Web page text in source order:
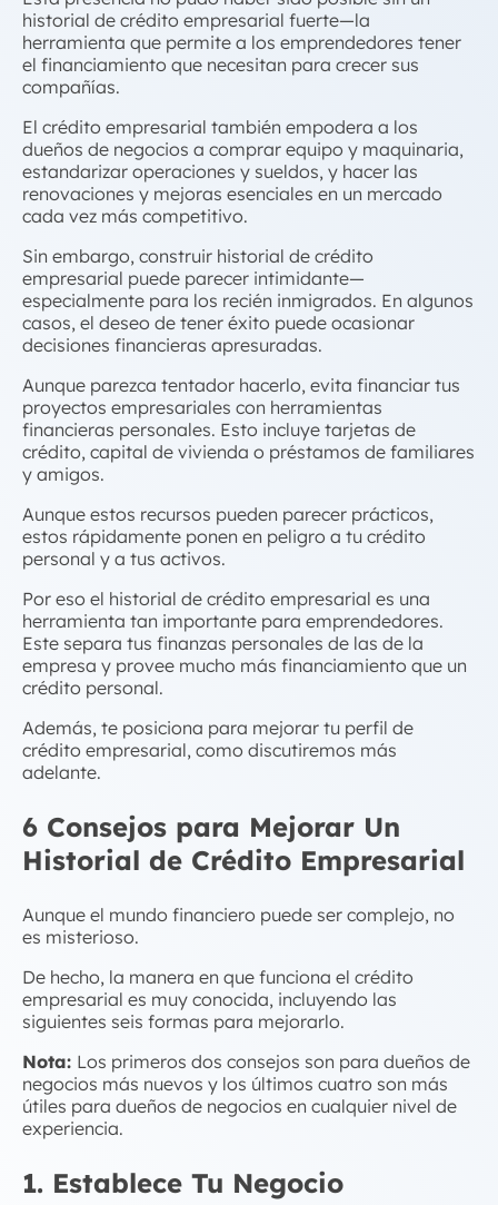
historial de crédito empresarial fuerte—la
herramienta que permite a los emprendedores tener
el financiamiento que necesitan para crecer sus
compañías.
El crédito empresarial también empodera a los
dueños de negocios a comprar equipo y maquinaria,
estandarizar operaciones y sueldos, y hacer las
renovaciones y mejoras esenciales en un mercado
cada vez más competitivo.
Sin embargo, construir historial de crédito
empresarial puede parecer intimidante—
especialmente para los recién inmigrados. En algunos
casos, el deseo de tener éxito puede ocasionar
decisiones financieras apresuradas.
Aunque parezca tentador hacerlo, evita financiar tus
proyectos empresariales con herramientas
financieras personales. Esto incluye tarjetas de
crédito, capital de vivienda o préstamos de familiares
y amigos.
Aunque estos recursos pueden parecer prácticos,
estos rápidamente ponen en peligro a tu crédito
personal y a tus activos.
Por eso el historial de crédito empresarial es una
herramienta tan importante para emprendedores.
Este separa tus finanzas personales de las de la
empresa y provee mucho más financiamiento que un
crédito personal.
Además, te posiciona para mejorar tu perfil de
crédito empresarial, como discutiremos más
adelante.
6 Consejos para Mejorar Un
Historial de Crédito Empresarial
Aunque el mundo financiero puede ser complejo, no
es misterioso.
De hecho, la manera en que funciona el crédito
empresarial es muy conocida, incluyendo las
siguientes seis formas para mejorarlo.
Nota: Los primeros dos consejos son para dueños de
negocios más nuevos y los últimos cuatro son más
útiles para dueños de negocios en cualquier nivel de
experiencia.
1. Establece Tu Negocio